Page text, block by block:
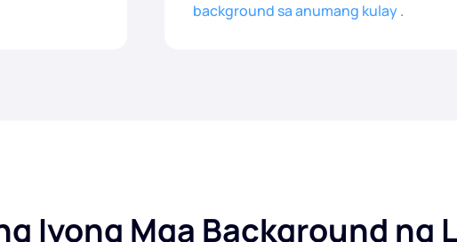
background sa anumang kulay.
Iyong Mga Background ng